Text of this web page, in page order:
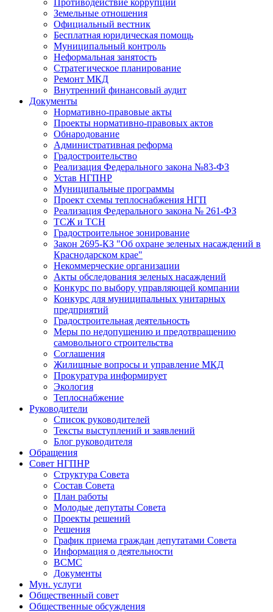
Противодействие коррупции
Земельные отношения
Официальный вестник
Бесплатная юридическая помощь
Муниципальный контроль
Неформальная занятость
Стратегическое планирование
Ремонт МКД
Внутренний финансовый аудит
Документы
Нормативно-правовые акты
Проекты нормативно-правовых актов
Обнародование
Административная реформа
Градостроительство
Реализация Федерального закона №83-ФЗ
Устав НГПНР
Муниципальные программы
Проект схемы теплоснабжения НГП
Реализация Федерального закона № 261-ФЗ
ТСЖ и ТСН
Градостроительное зонирование
Закон 2695-КЗ "Об охране зеленых насаждений в
Краснодарском крае"
Некоммерческие организации
Акты обследования зеленых насаждений
Конкурс по выбору управляющей компании
Конкурс для муниципальных унитарных
предприятий
Градостроительная деятельность
Меры по недопущению и предотвращению
самовольного строительства
Соглашения
Жилищные вопросы и управление МКД
Прокуратура информирует
Экология
Теплоснабжение
Руководители
Список руководителей
Тексты выступлений и заявлений
Блог руководителя
Обращения
Совет НГПНР
Структура Совета
Состав Совета
План работы
Молодые депутаты Совета
Проекты решений
Решения
График приема граждан депутатами Совета
Информация о деятельности
ВСМС
Документы
Мун. услуги
Общественный совет
Общественные обсуждения